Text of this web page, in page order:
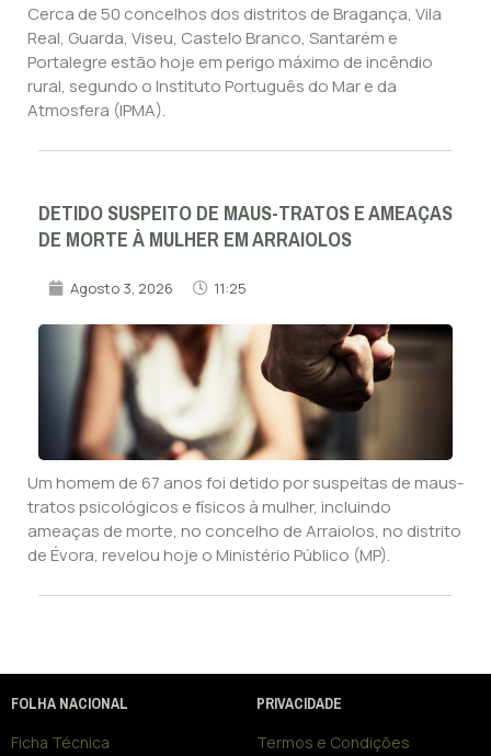
Cerca de 50 concelhos dos distritos de Bragança, Vila
Real, Guarda, Viseu, Castelo Branco, Santarém e
Portalegre estão hoje em perigo máximo de incêndio
rural, segundo o Instituto Português do Mar e da
Atmosfera (IPMA).
DETIDO SUSPEITO DE MAUS-TRATOS E AMEAÇAS
DE MORTE À MULHER EM ARRAIOLOS
Agosto 3, 2026 11:25
Um homem de 67 anos foi detido por suspeitas de maus-
tratos psicológicos e físicos à mulher, incluindo
ameaças de morte, no concelho de Arraiolos, no distrito
de Évora, revelou hoje o Ministério Público (MP).
FOLHA NACIONAL
Ficha Técnica
PRIVACIDADE
Termos e Condições